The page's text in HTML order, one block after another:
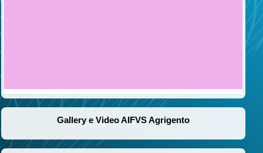
Gallery e Video AIFVS Agrigento